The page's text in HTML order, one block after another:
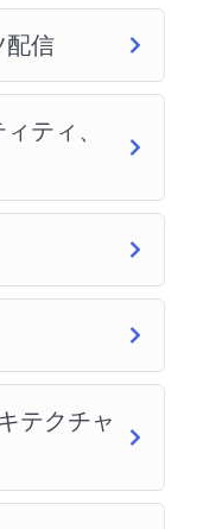
配信
ティ、
テクチャ